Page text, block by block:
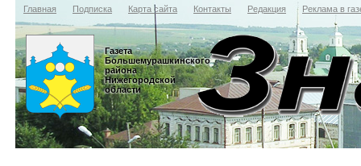
Главная Подписка Карта сайта Контакты Редакция Реклама в
Газета
Большемурашкинского
района
Нижегородской
области